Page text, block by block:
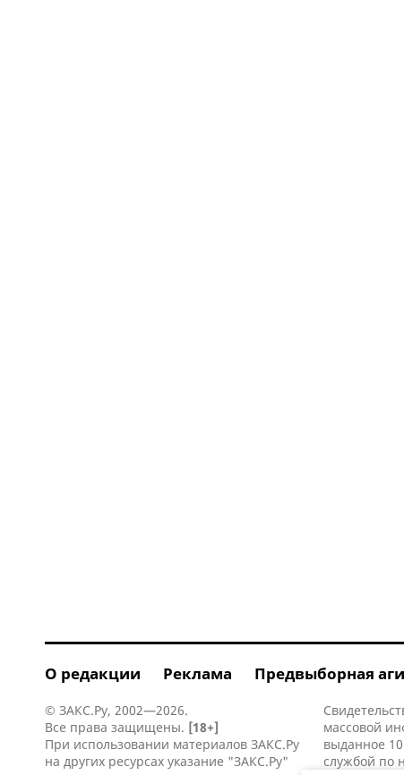
О редакции Реклама Предвыборная
© ЗАКС.Ру, 2002—2026.
Все права защищены. [18+]
При использовании материалов ЗАКС.Ру
на других ресурсах указание "ЗАКС.Ру"
массовой
выданное
службой по